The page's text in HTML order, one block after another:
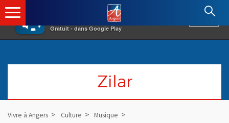
×
Gratuit - dans Google Play
Angers.fr : Retour à l'accueil
Zilar
Vivre à Angers Culture
Musique